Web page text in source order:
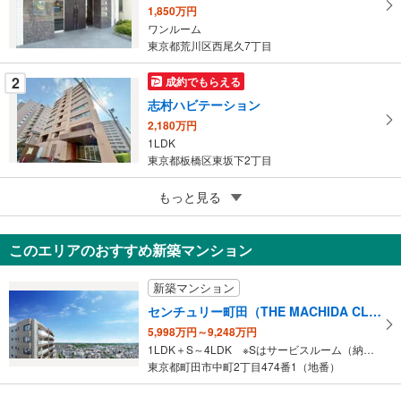
す
る
1,850万円
ワンルーム
東京都荒川区西尾久7丁目
2 成約でもらえる
志村ハビテーション
2,180万円
1LDK
東京都板橋区東坂下2丁目
成約でもらえる
ウエストサイド新宿御苑
1,820万円
ワンルーム
もっと見る
このエリアのおすすめ新築マンション
新築マンション
センチュリー町田（THE MACHIDA CLASS PROJECT）
5,998万円～9,248万円
1LDK＋S～4LDK ※Sはサービスルーム（納戸）です。
東京都町田市中町2丁目474番1（地番）